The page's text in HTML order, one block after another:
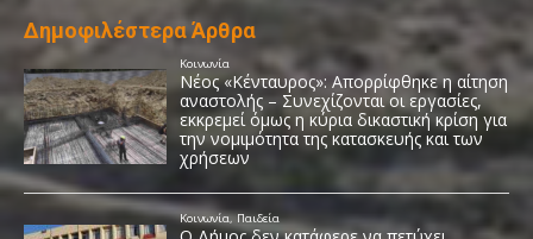
Δημοφιλέστερα Άρθρα